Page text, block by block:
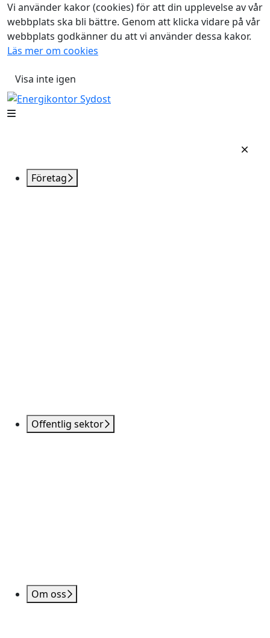
Vi använder kakor (cookies) för att din upplevelse av vår
webbplats ska bli bättre. Genom att klicka vidare på vår
webbplats godkänner du att vi använder dessa kakor.
Läs mer om cookies
Visa inte igen
Företag
Offentlig sektor
Om oss